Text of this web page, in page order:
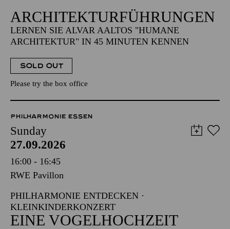
ARCHITEKTUR­FÜHRUNGEN
LERNEN SIE ALVAR AALTOS "HUMANE
ARCHITEKTUR" IN 45 MINUTEN KENNEN
SOLD OUT
Please try the box office
PHILHARMONIE ESSEN
Sunday
27.09.2026
16:00 - 16:45
RWE Pavillon
PHILHARMONIE ENTDECKEN ·
KLEINKINDERKONZERT
EINE VOGELHOCHZEIT